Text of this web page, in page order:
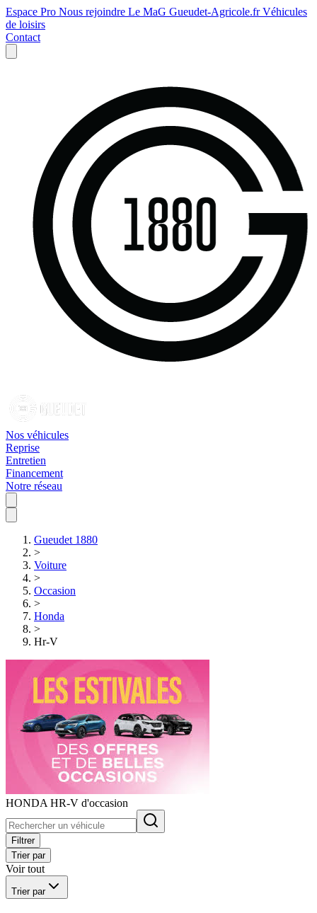
Espace Pro Nous rejoindre Le MaG Gueudet-Agricole.frVéhicules
de loisirs
Contact
Nos véhicules
Reprise
Entretien
Financement
Notre réseau
Gueudet 1880
>
Voiture
>
Occasion
>
Honda
>
Hr-V
HONDA HR-V d'occasion
Filtrer
Trier par
Voir tout
Trier par